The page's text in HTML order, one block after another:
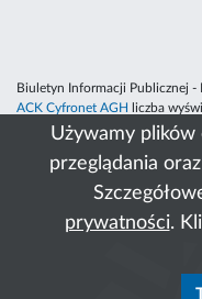
Używamy plików
przeglądania
prywatności.
Biuletyn Informacji Publicznej
ACK Cyfronet AGH
liczba